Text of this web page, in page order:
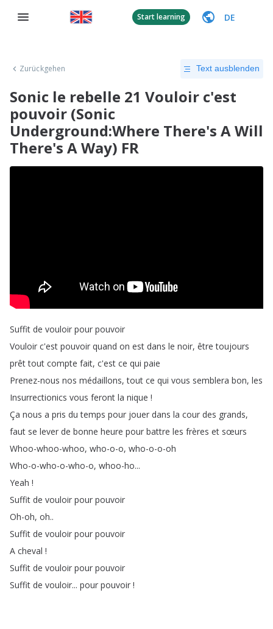
Start learning DE
Zurückgehen Text ausblenden
Sonic le rebelle 21 Vouloir c'est
pouvoir (Sonic
Underground:Where There's A Will
There's A Way) FR
Suffit de vouloir pour pouvoir
Vouloir c'est pouvoir quand on est dans le noir, être toujours
prêt tout compte fait, c'est ce qui paie
Prenez-nous nos médaillons,tout ce qui vous semblera bon, les
Insurrectionics vous feront la nique !
Ça nous a pris du temps pour jouer dans la cour des grands,
faut se lever de bonne heure pour battre les frères et sœurs
Whoo-whoo-whoo, who-o-o, who-o-o-oh
Who-o-who-o-who-o, whoo-ho...
Yeah !
Suffit de vouloir pour pouvoir
Oh-oh, oh..
Suffit de vouloir pour pouvoir
A cheval !
Suffit de vouloir pour pouvoir
Suffit de vouloir... pour pouvoir !